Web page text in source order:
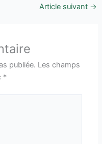
Article suivant →
publiée. Les champs
*